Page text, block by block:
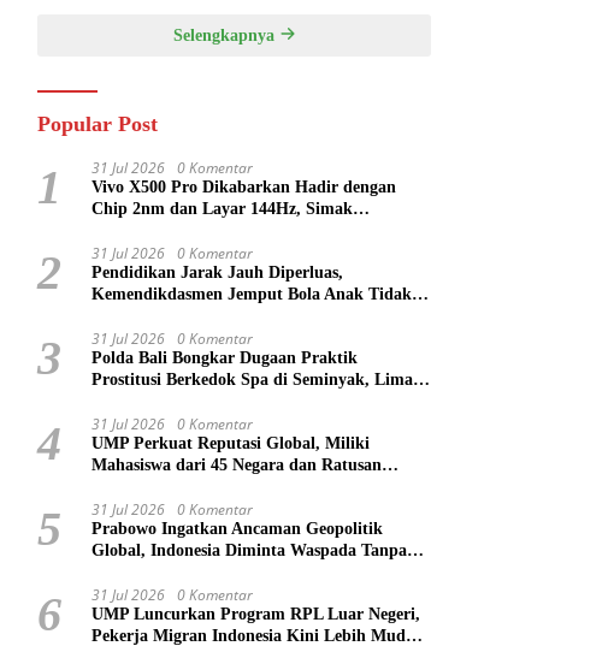
Selengkapnya
Popular Post
1 31 Jul 2026 0 Komentar
Vivo X500 Pro Dikabarkan Hadir dengan
Chip 2nm dan Layar 144Hz, Simak
2 31 Jul 2026 0 Komentar
Pendidikan Jarak Jauh Diperluas,
Kemendikdasmen Jemput Bola Anak Tidak
3 31 Jul 2026 0 Komentar
Polda Bali Bongkar Dugaan Praktik
Prostitusi Berkedok Spa di Seminyak, Lima
4 31 Jul 2026 0 Komentar
UMP Perkuat Reputasi Global, Miliki
Mahasiswa dari 45 Negara dan Ratusan
5 31 Jul 2026 0 Komentar
Prabowo Ingatkan Ancaman Geopolitik
Global, Indonesia Diminta Waspada Tanpa
6 31 Jul 2026 0 Komentar
UMP Luncurkan Program RPL Luar Negeri,
Pekerja Migran Indonesia Kini Lebih Mudah